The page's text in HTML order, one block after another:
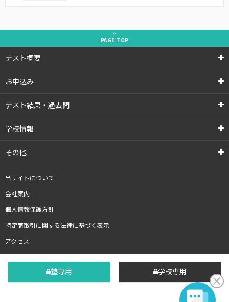
PAGE TOP
テスト概要
お申込み
テスト結果・過去問
学校情報
その他
当サイトについて
会社案内
個人情報保護方針
特定商取引に関する法律に基づく表示
アクセス
塾専用 学校専用